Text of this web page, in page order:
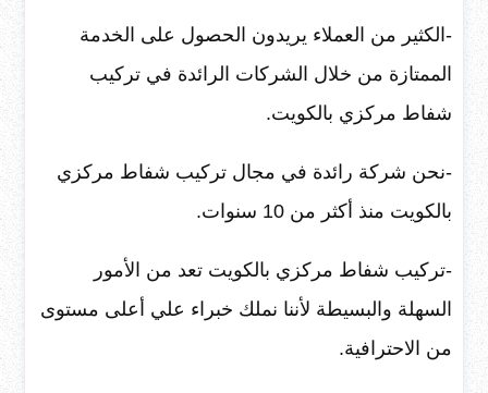
-الكثير من العملاء يريدون الحصول على الخدمة
الممتازة من خلال الشركات الرائدة في تركيب
شفاط مركزي بالكويت.
-نحن شركة رائدة في مجال تركيب شفاط مركزي
بالكويت منذ أكثر من 10 سنوات.
-تركيب شفاط مركزي بالكويت تعد من الأمور
السهلة والبسيطة لأننا نملك خبراء علي أعلى مستوى
من الاحترافية.